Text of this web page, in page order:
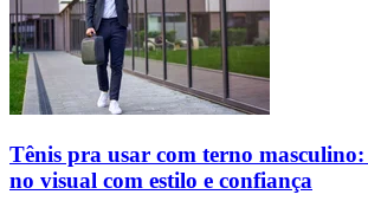
Tênis pra usar com terno
no visual com estilo e confiança